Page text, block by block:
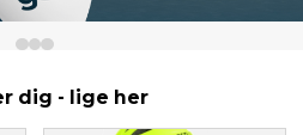
dig - lige her